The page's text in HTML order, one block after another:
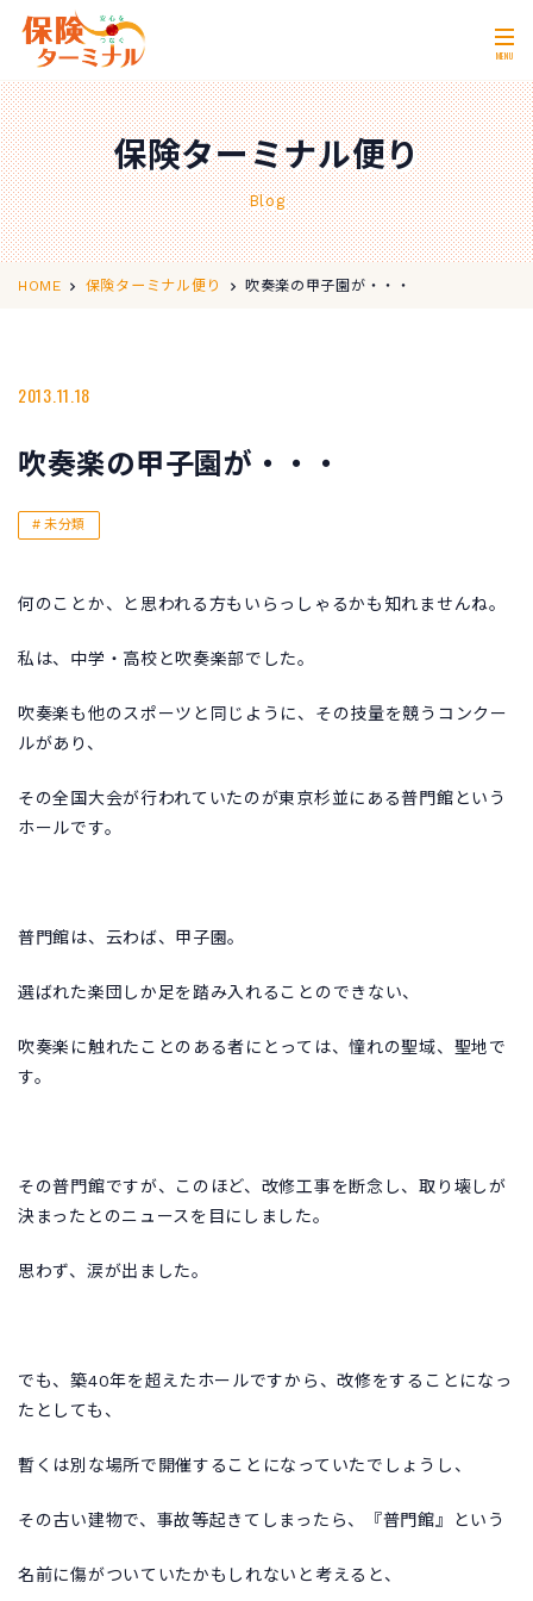
MENU
ホーム Home
私たちの強み Our Strength
無料相談 Consultation
取扱保険会社 Insurance Companies
店舗情報
0120-11-2287
保険ターミナル便り
Blog
HOME 保険ターミナル便り 吹奏楽の甲子園が・・・
2013.11.18
吹奏楽の甲子園が・・・
未分類
何のことか、と思われる方もいらっしゃるかも知れませんね。
私は、中学・高校と吹奏楽部でした。
吹奏楽も他のスポーツと同じように、その技量を競うコンクー
ルがあり、
その全国大会が行われていたのが東京杉並にある普門館という
ホールです。
普門館は、云わば、甲子園。
選ばれた楽団しか足を踏み入れることのできない、
吹奏楽に触れたことのある者にとっては、憧れの聖域、聖地で
す。
その普門館ですが、このほど、改修工事を断念し、取り壊しが
決まったとのニュースを目にしました。
思わず、涙が出ました。
でも、築40年を超えたホールですから、改修をすることになっ
たとしても、
暫くは別な場所で開催することになっていたでしょうし、
その古い建物で、事故等起きてしまったら、『普門館』という
名前に傷がついていたかもしれないと考えると、